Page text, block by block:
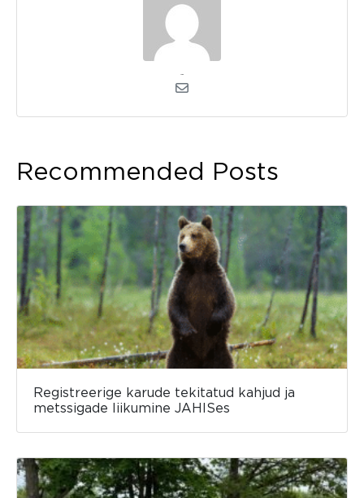
Recommended Posts
Registreerige karude tekitatud kahjud ja
metssigade liikumine JAHISes